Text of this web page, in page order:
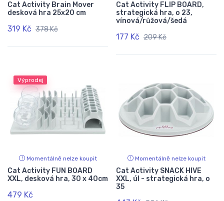
Cat Activity Brain Mover
desková hra 25x20 cm
319 Kč 378 Kč
Cat Activity FLIP BOARD,
strategická hra, o 23,
vínová/růžová/šedá
177 Kč 209 Kč
Výprodej
Momentálně nelze koupit
Cat Activity FUN BOARD
XXL, desková hra, 30 x 40cm
479 Kč
Momentálně nelze koupit
Cat Activity SNACK HIVE
XXL, úl - strategická hra, o
35